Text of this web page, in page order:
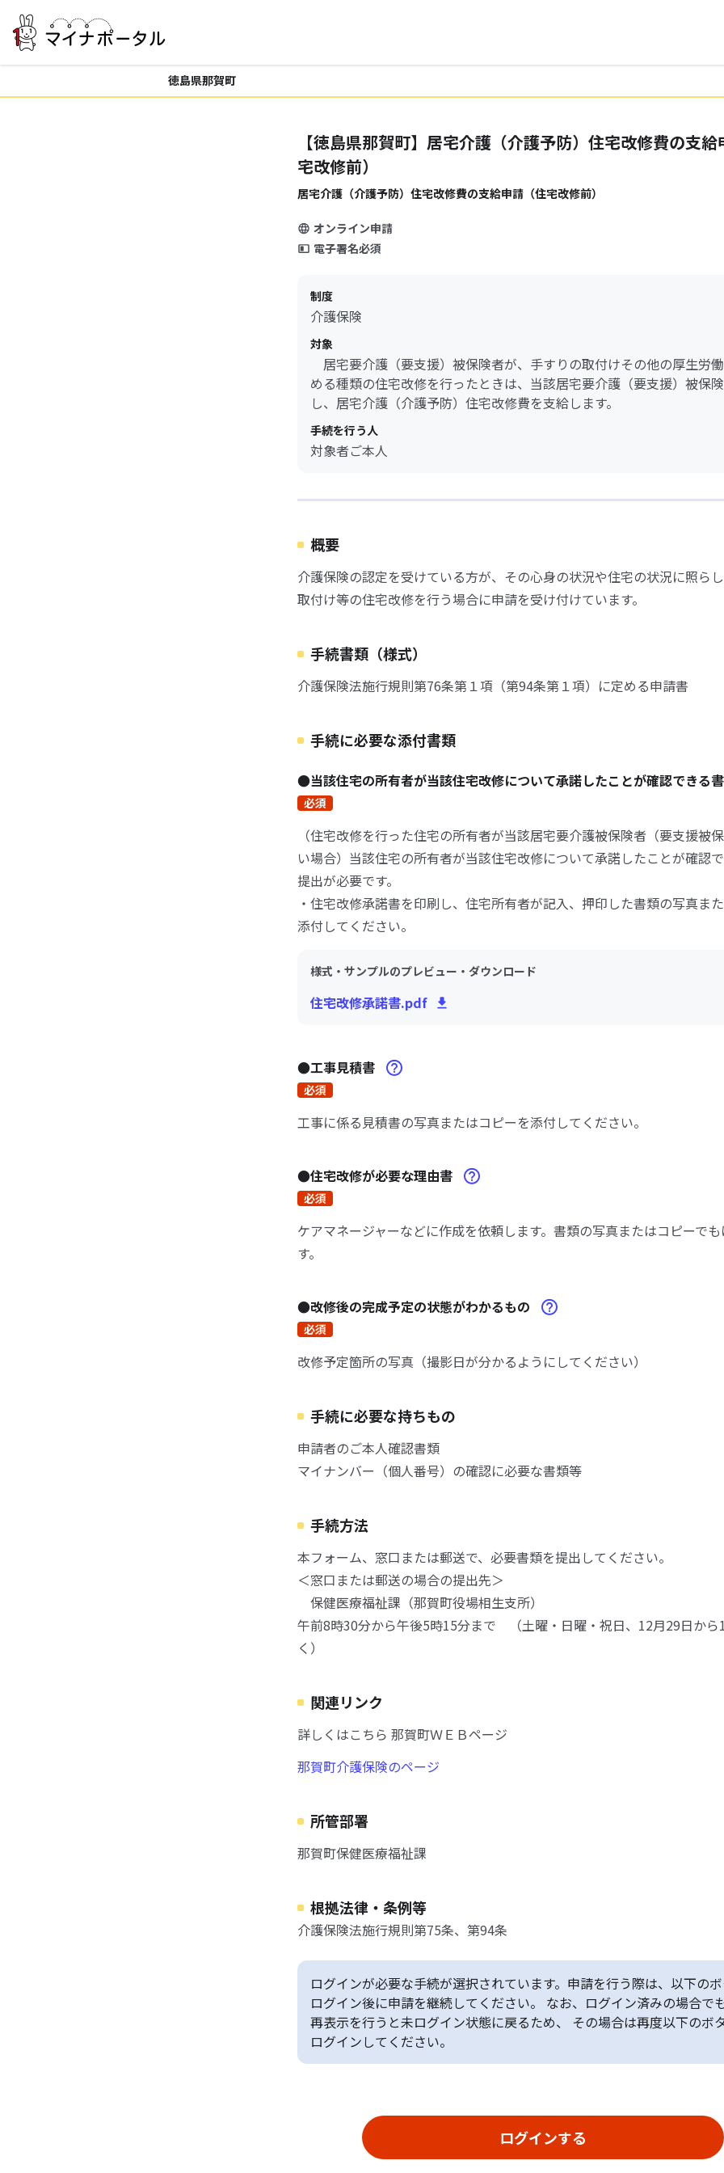
徳島県那賀町
【徳島県那賀町】居宅介護（介護予防）住宅改修費の支
宅改修前）
居宅介護（介護予防）住宅改修費の支給申請（住宅改修前）
オンライン申請
電子署名必須
制度
介護保険
対象
居宅要介護（要支援）被保険者が、手すりの取付けその他の厚生労
める種類の住宅改修を行ったときは、当該居宅要介護（要支援）被保
し、居宅介護（介護予防）住宅改修費を支給します。
手続を行う人
対象者ご本人
概要
介護保険の認定を受けている方が、その心身の状況や住宅の状況に照ら
取付け等の住宅改修を行う場合に申請を受け付けています。
手続書類（様式）
介護保険法施行規則第76条第１項（第94条第１項）に定める申請書
手続に必要な添付書類
●当該住宅の所有者が当該住宅改修について承諾したことが確認できる
必須
（住宅改修を行った住宅の所有者が当該居宅要介護被保険者（要支援被
い場合）当該住宅の所有者が当該住宅改修について承諾したことが確認
提出が必要です。
・住宅改修承諾書を印刷し、住宅所有者が記入、押印した書類の写真ま
添付してください。
様式・サンプルのプレビュー・ダウンロード
住宅改修承諾書.pdf
●工事見積書
必須
工事に係る見積書の写真またはコピーを添付してください。
●住宅改修が必要な理由書
必須
ケアマネージャーなどに作成を依頼します。書類の写真またはコピーで
す。
●改修後の完成予定の状態がわかるもの
必須
改修予定箇所の写真（撮影日が分かるようにしてください）
手続に必要な持ちもの
申請者のご本人確認書類
マイナンバー（個人番号）の確認に必要な書類等
手続方法
本フォーム、窓口または郵送で、必要書類を提出してください。
＜窓口または郵送の場合の提出先＞
保健医療福祉課（那賀町役場相生支所）
午前8時30分から午後5時15分まで （土曜・日曜・祝日、12月29日から
く）
関連リンク
詳しくはこちら 那賀町ＷＥＢページ
那賀町介護保険のページ
所管部署
那賀町保健医療福祉課
根拠法律・条例等
介護保険法施行規則第75条、第94条
ログインが必要な手続が選択されています。申請を行う際は、以下の
ログイン後に申請を継続してください。 なお、ログイン済みの場合で
再表示を行うと未ログイン状態に戻るため、 その場合は再度以下のボ
ログインしてください。